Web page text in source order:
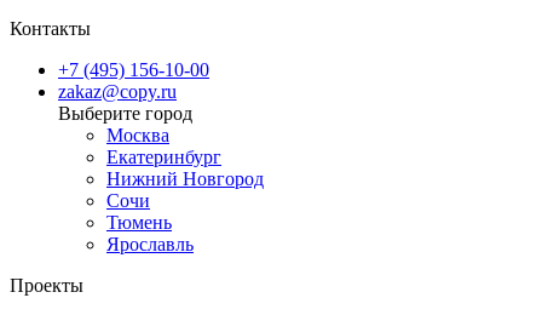
Контакты
+7 (495) 156-10-00
zakaz@copy.ru
Москва
Екатеринбург
Нижний Новгород
Сочи
Тюмень
Ярославль
Проекты